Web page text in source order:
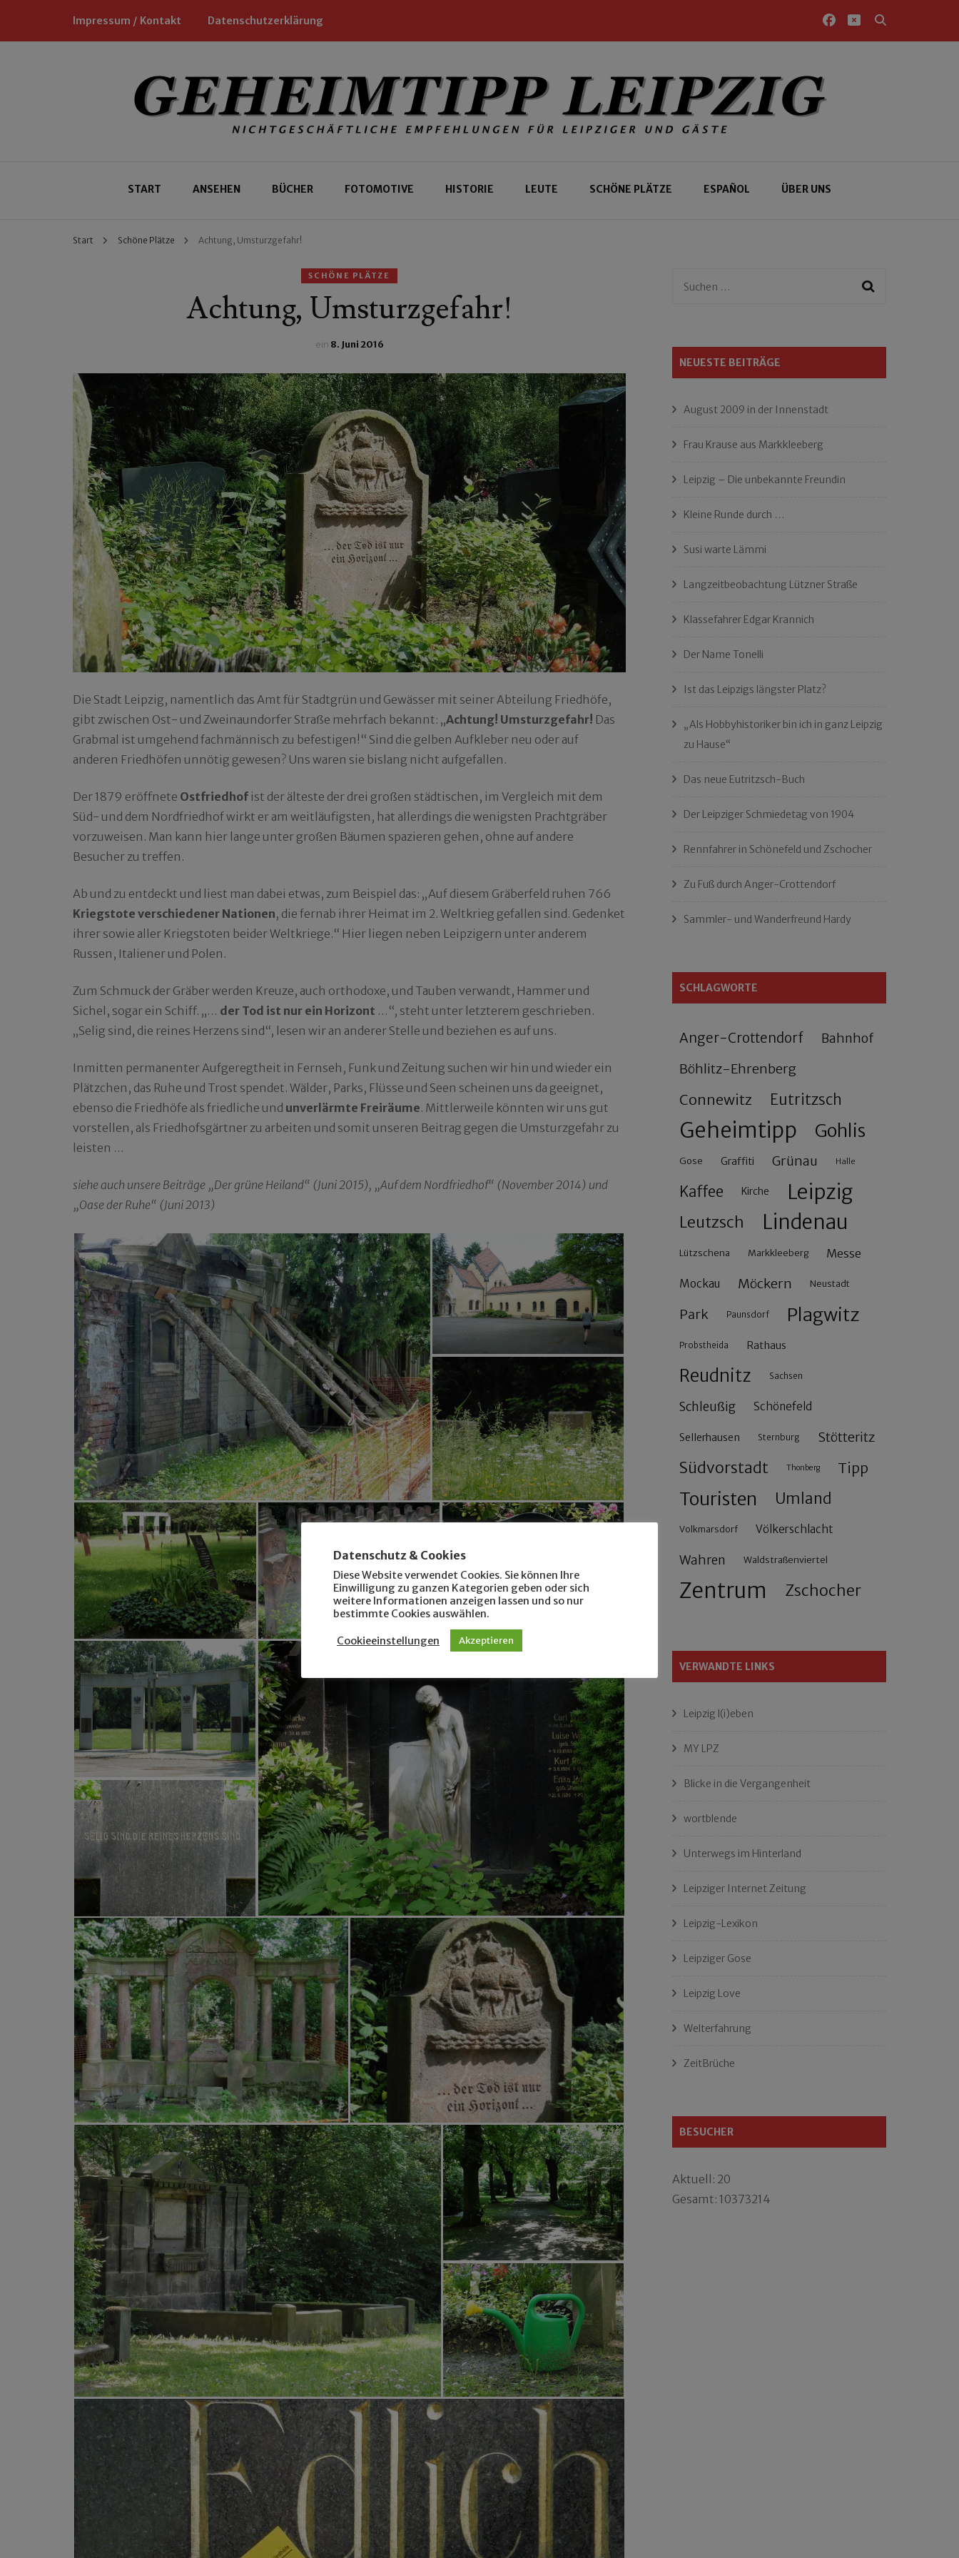
Impressum / Kontakt Datenschutzerklärung
Geheimtipp Leipzig
START ANSEHEN BÜCHER FOTOMOTIVE HISTORIE LEUTE SCHÖNE PLÄTZE ESPAÑOL ÜBER UNS
Start Schöne Plätze Achtung, Umsturzgefahr!
SCHÖNE PLÄTZE
Achtung, Umsturzgefahr!
ein 8. Juni 2016
Die Stadt Leipzig, namentlich das Amt für Stadtgrün und Gewässer mit seiner Abteilung Friedhöfe,
gibt zwischen Ost- und Zweinaundorfer Straße mehrfach bekannt: „Achtung! Umsturzgefahr! Das
Grabmal ist umgehend fachmännisch zu befestigen!“ Sind die gelben Aufkleber neu oder auf
anderen Friedhöfen unnötig gewesen? Uns waren sie bislang nicht aufgefallen.
Der 1879 eröffnete Ostfriedhof ist der älteste der drei großen städtischen, im Vergleich mit dem
Süd- und dem Nordfriedhof wirkt er am weitläufigsten, hat allerdings die wenigsten Prachtgräber
vorzuweisen. Man kann hier lange unter großen Bäumen spazieren gehen, ohne auf andere
Besucher zu treffen.
Ab und zu entdeckt und liest man dabei etwas, zum Beispiel das: „Auf diesem Gräberfeld ruhen 766
Kriegstote verschiedener Nationen, die fernab ihrer Heimat im 2. Weltkrieg gefallen sind. Gedenket
ihrer sowie aller Kriegstoten beider Weltkriege.“ Hier liegen neben Leipzigern unter anderem
Russen, Italiener und Polen.
Zum Schmuck der Gräber werden Kreuze, auch orthodoxe, und Tauben verwandt, Hammer und
Sichel, sogar ein Schiff. „… der Tod ist nur ein Horizont …“, steht unter letzterem geschrieben.
„Selig sind, die reines Herzens sind“, lesen wir an anderer Stelle und beziehen es auf uns.
Inmitten permanenter Aufgeregtheit in Fernseh, Funk und Zeitung suchen wir hin und wieder ein
Plätzchen, das Ruhe und Trost spendet. Wälder, Parks, Flüsse und Seen scheinen uns da geeignet,
ebenso die Friedhöfe als friedliche und unverlärmte Freiräume. Mittlerweile könnten wir uns gut
vorstellen, als Friedhofsgärtner zu arbeiten und somit unseren Beitrag gegen die Umsturzgefahr zu
leisten …
siehe auch unsere Beiträge „Der grüne Heiland“ (Juni 2015), „Auf dem Nordfriedhof“ (November 2014) und
„Oase der Ruhe“ (Juni 2013)
Suchen
NEUESTE BEITRÄGE
August 2009 in der Innenstadt
Frau Krause aus Markkleeberg
Leipzig – Die unbekannte Freundin
Kleine Runde durch …
Susi warte Lämmi
Langzeitbeobachtung Lützner Straße
Klassefahrer Edgar Krannich
Der Name Tonelli
Ist das Leipzigs längster Platz?
„Als Hobbyhistoriker bin ich in ganz Leipzig
zu Hause“
Das neue Eutritzsch-Buch
Der Leipziger Schmiedetag von 1904
Rennfahrer in Schönefeld und Zschocher
Zu Fuß durch Anger-Crottendorf
Sammler- und Wanderfreund Hardy
SCHLAGWORTE
Anger-Crottendorf Bahnhof
Böhlitz-Ehrenberg
Connewitz Eutritzsch
Geheimtipp Gohlis
Gose Graffiti Grünau Halle
Kaffee Kirche Leipzig
Leutzsch Lindenau
Lützschena Markkleeberg Messe
Mockau Möckern Neustadt
Park Paunsdorf Plagwitz
Probstheida Rathaus
Reudnitz Sachsen
Schleußig Schönefeld
Sellerhausen Sternburg Stötteritz
Südvorstadt Thonberg Tipp
Touristen Umland
Volkmarsdorf Völkerschlacht
Wahren Waldstraßenviertel
Zentrum Zschocher
VERWANDTE LINKS
Leipzig l(i)eben
MY LPZ
Blicke in die Vergangenheit
wortblende
Unterwegs im Hinterland
Leipziger Internet Zeitung
Leipzig-Lexikon
Leipziger Gose
Leipzig Love
Welterfahrung
ZeitBrüche
BESUCHER
Aktuell: 20
Gesamt: 10373214
Datenschutz & Cookies
Diese Website verwendet Cookies. Sie können Ihre
Einwilligung zu ganzen Kategorien geben oder sich
weitere Informationen anzeigen lassen und so nur
bestimmte Cookies auswählen.
Cookieeinstellungen Akzeptieren